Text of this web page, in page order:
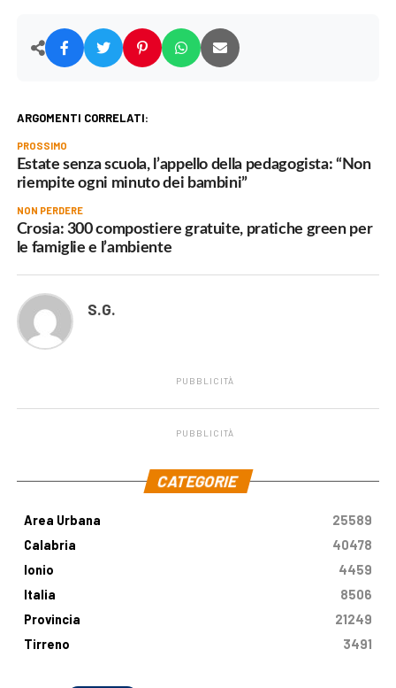
ARGOMENTI CORRELATI:
PROSSIMO
Estate senza scuola, l’appello della pedagogista: “Non
riempite ogni minuto dei bambini”
NON PERDERE
Crosia: 300 compostiere gratuite, pratiche green per
le famiglie e l’ambiente
S.G.
PUBBLICITÀ
PUBBLICITÀ
CATEGORIE
Area Urbana
25589
Calabria
40478
Ionio
4459
Italia
8506
Provincia
21249
Tirreno
3491